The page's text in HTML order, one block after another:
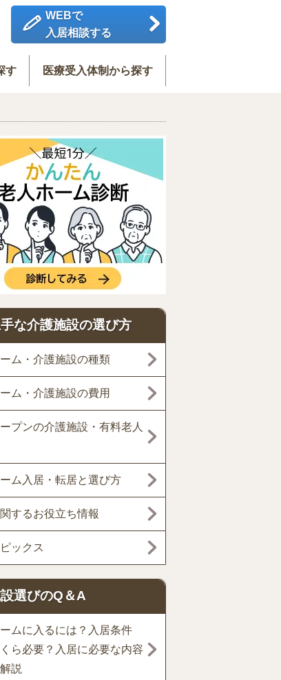
WEBで
入居相談する
す 医療受入体制から探す
な介護施設の選び方
ム・介護施設の種類
ム・介護施設の費用
プンの介護施設・有料老人
ム入居・転居と選び方
するお役立ち情報
ックス
選びのQ＆A
ムに入るには？入居条件
ら必要？入居に必要な内容
説